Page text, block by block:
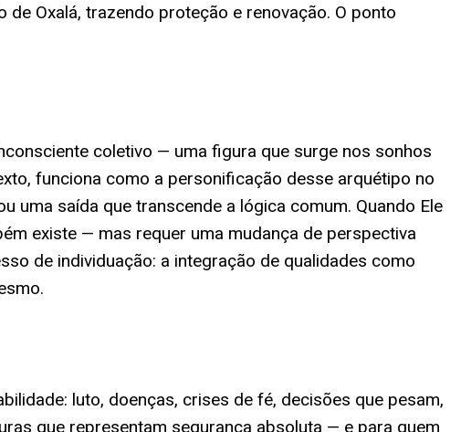
Oxalá, trazendo proteção e renovação. O ponto
coletivo — uma figura que surge nos sonhos
funciona como a personificação desse arquétipo no
uma saída que transcende a lógica comum. Quando Ele
existe — mas requer uma mudança de perspectiva
de individuação: a integração de qualidades como
luto, doenças, crises de fé, decisões que pesam,
que representam segurança absoluta — e para quem